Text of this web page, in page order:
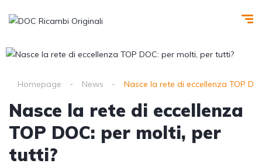
Homepage News Nasce la rete di eccellenza TOP
Nasce la rete di eccellenza
TOP DOC: per molti, per
tutti?